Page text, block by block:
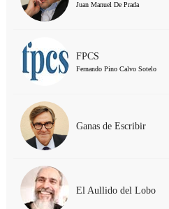
Juan Manuel De Prada
FPCS
Fernando Pino Calvo Sotelo
Ganas de Escribir
El Aullido del Lobo